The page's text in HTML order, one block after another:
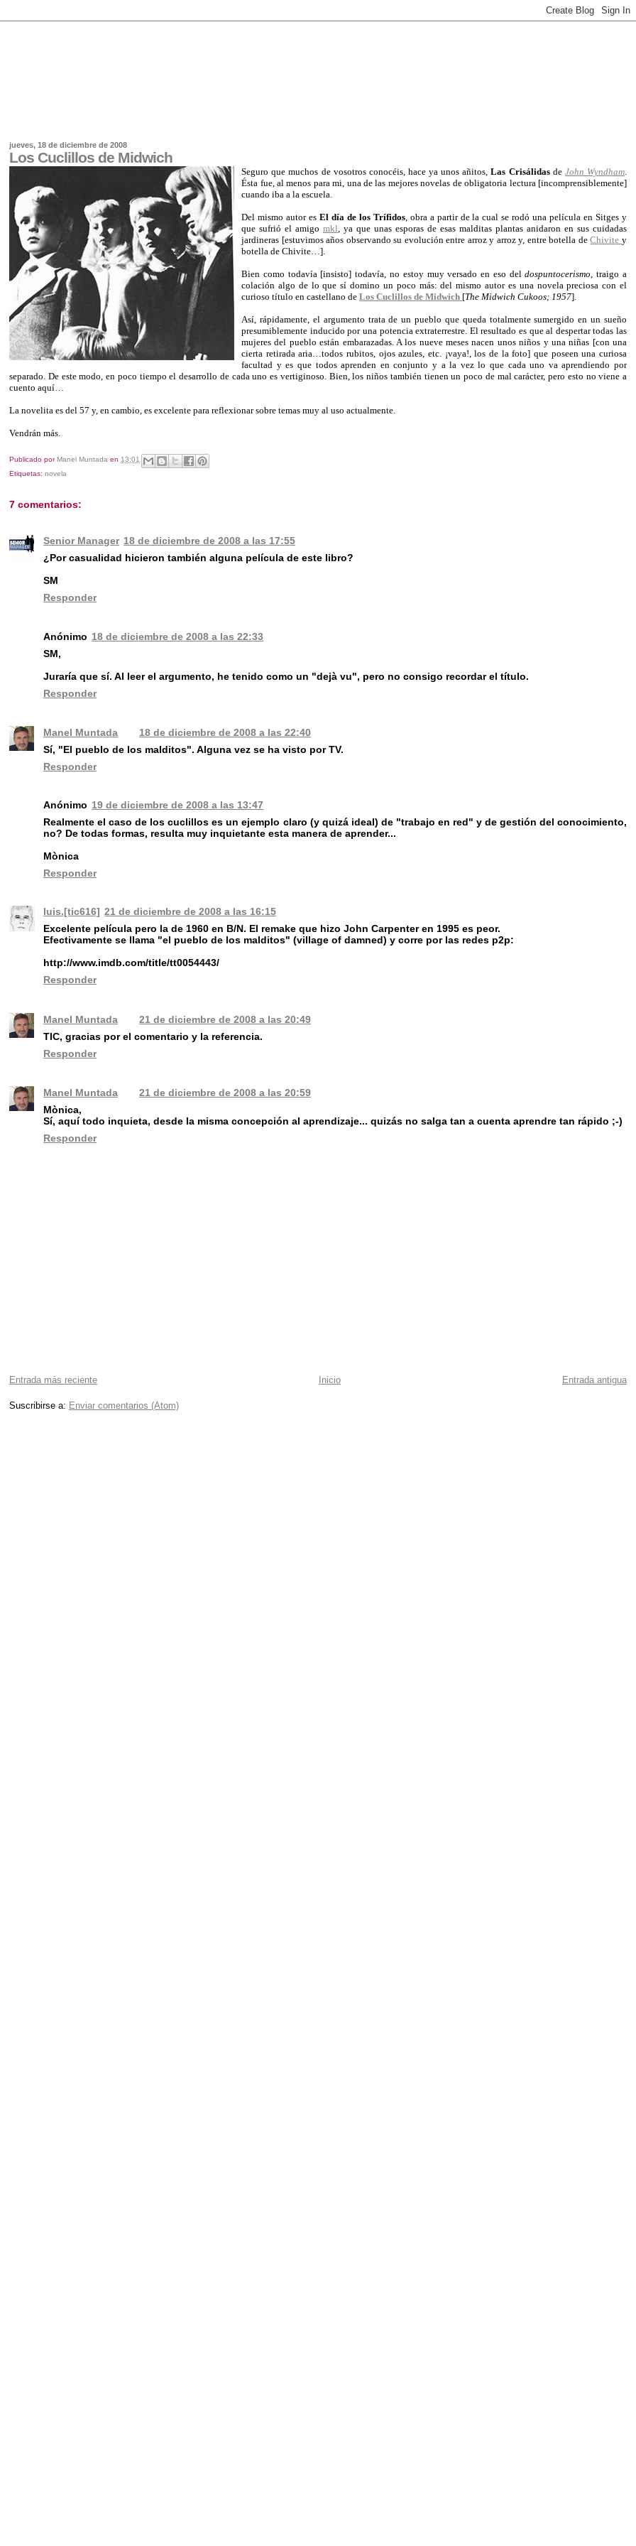
jueves, 18 de diciembre de 2008
Los Cuclillos de Midwich
Seguro que muchos de vosotros conocéis, hace ya unos añitos,Las Crisálidasde John Wyndham.
Ésta fue, al menos para mi, una de las mejores novelas de obligatoria lectura [incomprensiblemente]
cuando iba a la escuela.
Del mismo autor es El día de los Trífidos, obra a partir de la cual se rodó una película en Sitges y
que sufrió el amigomkl, ya que unas esporas de esas malditas plantas anidaron en sus cuidadas
jardineras [estuvimos años observando su evolución entre arroz y arroz y, entre botella deChivitey
botella de Chivite…].
Bien como todavía [insisto] todavía, no estoy muy versado en eso deldospuntocerismo, traigo a
colación algo de lo que sí domino un poco más: del mismo autor es una novela preciosa con el
curioso título en castellano deLos Cuclillos de Midwich [The Midwich Cukoos; 1957].
Así, rápidamente, el argumento trata de un pueblo que queda totalmente sumergido en un sueño
presumiblemente inducido por una potencia extraterrestre. El resultado es que al despertar todas las
mujeres del pueblo están embarazadas. A los nueve meses nacen unos niños y una niñas [con una
cierta retirada aria…todos rubitos, ojos azules, etc. ¡vaya!, los de la foto] que poseen una curiosa
facultad y es que todos aprenden en conjunto y a la vez lo que cada uno va aprendiendo por
separado. De este modo, en poco tiempo el desarrollo de cada uno es vertiginoso. Bien, los niños también tienen un poco de mal carácter, pero esto no viene a
cuento aquí…
La novelita es del 57 y, en cambio, es excelente para reflexionar sobre temas muy al uso actualmente.
Vendrán más.
Publicado por Manel Muntada en 13:01
Etiquetas:novela
7 comentarios:
Senior Manager 18 de diciembre de 2008 a las 17:55
¿Por casualidad hicieron también alguna película de este libro?
SM
Responder
Anónimo 18 de diciembre de 2008 a las 22:33
SM,
Juraría que sí. Al leer el argumento, he tenido como un "dejà vu", pero no consigo recordar el título.
Responder
Manel Muntada
18 de diciembre de 2008 a las 22:40
Sí, "El pueblo de los malditos". Alguna vez se ha visto por TV.
Responder
Anónimo 19 de diciembre de 2008 a las 13:47
Realmente el caso de los cuclillos es un ejemplo claro (y quizá ideal) de "trabajo en red" y de gestión del conocimiento,
no? De todas formas, resulta muy inquietante esta manera de aprender...
Mònica
Responder
luis.[tic616] 21 de diciembre de 2008 a las 16:15
Excelente película pero la de 1960 en B/N. El remake que hizo John Carpenter en 1995 es peor.
Efectivamente se llama "el pueblo de los malditos" (village of damned) y corre por las redes p2p:
http://www.imdb.com/title/tt0054443/
Responder
Manel Muntada
21 de diciembre de 2008 a las 20:49
TIC, gracias por el comentario y la referencia.
Responder
Manel Muntada
21 de diciembre de 2008 a las 20:59
Mònica,
Sí, aquí todo inquieta, desde la misma concepción al aprendizaje... quizás no salga tan a cuenta aprendre tan rápido ;-)
Responder
Entrada más reciente Entrada antigua
Inicio
Suscribirse a: Enviar comentarios (Atom)